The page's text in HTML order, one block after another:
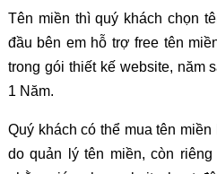
Tên miền thì quý khách chọn
đầu bên em hỗ trợ free tên
trong gói thiết kế website, năm
1 Năm.
Quý khách có thể mua tên
do quản lý tên miền, còn